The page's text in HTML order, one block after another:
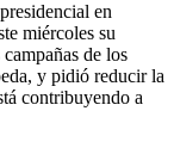
en
miércoles su
de los
y pidió reducir la
contribuyendo a